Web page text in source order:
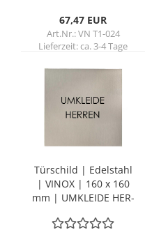
67,47 EUR
Art.Nr.: VN T1-024
Lieferzeit:ca. 3-4 Tage
Tür­schild | Edel­stahl
| VINOX | 160 x 160
mm | UM­KLEI­DE HER­